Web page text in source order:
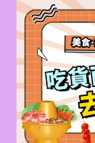
Skip
content